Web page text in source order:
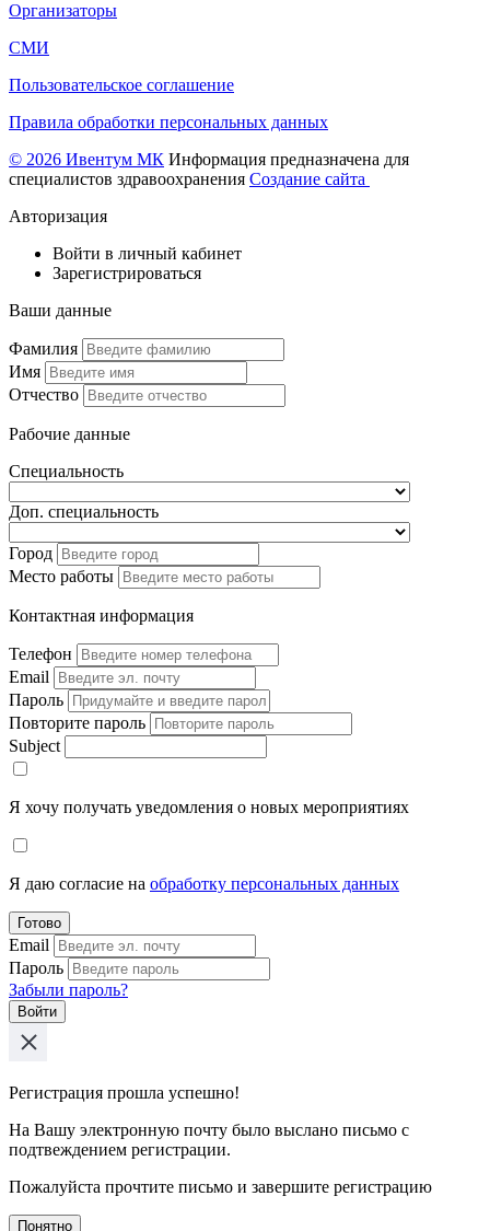
Организаторы
СМИ
Пользовательское соглашение
Правила обработки персональных данных
© 2026 Ивентум МК Информация предназначена для
специалистов здравоохранения Создание сайта
Авторизация
Войти в личный кабинет
Зарегистрироваться
Ваши данные
Фамилия
Имя
Отчество
Рабочие данные
Специальность
Доп. специальность
Город
Место работы
Контактная информация
Телефон
Email
Пароль
Повторите пароль
Subject
Я хочу получать уведомления о новых мероприятиях
Я даю согласие на обработку персональных данных
Готово
Email
Пароль
Забыли пароль?
Войти
Регистрация прошла успешно!
На Вашу электронную почту было выслано письмо с
подтвеждением регистрации.
Пожалуйста прочтите письмо и завершите регистрацию
Понятно